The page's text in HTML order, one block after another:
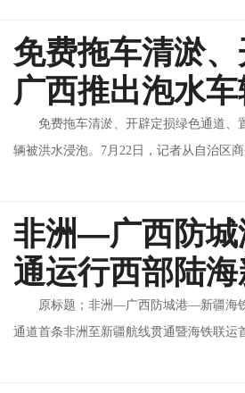
免费拖车清淤
广西推出泡水
免费拖车清淤、开辟定损绿色通道、
辆被洪水浸泡。7月22日，记者从自治区
非洲—广西防城
通运行西部陆
原标题；非洲—广西防城港—新疆海
通道首条非洲至新疆航线贯通暨海铁联运